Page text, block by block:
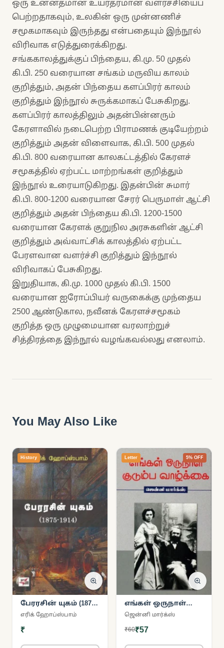
ஒரு உன்னதமான உயர்தரமான வளர்ச்சியைப்
பெற்றதாகவும், உலகின் ஒரு முன்னணிச்
சமூகமாகவும் இருந்தது என்பதையும் இந்நூல்
விரிவாக எடுத்துரைக்கிறது.
சங்ககாலத்துக்குப் பிந்தைய, கி.மு. 50 முதல்
கி.பி. 250 வரையான சங்கம் மருவிய காலம்
குறித்தும், அதன் பிந்தைய களப்பிரர் காலம்
குறித்தும் இந்நூல் சுருக்கமாகப் பேசுகிறது.
களப்பிரர் காலத்திலும் அதன்பின்னரும்
கேரளாவில் நடைபெற்ற பிராமணக் குடியேற்றம்
குறித்தும் அதன் விளைவாக, கி.பி. 500 முதல்
கி.பி. 800 வரையான காலகட்டத்தில் கேரளச்
சமூகத்தில் ஏற்பட்ட மாற்றங்கள் குறித்தும்
இந்நூல் உரையாடுகிறது. இதன்பின் சுமார்
கி.பி. 800-1200 வரையான சேரர் பெருமாள் ஆட்சி
குறித்தும் அதன் பிந்தைய கி.பி. 1200-1500
வரையான கேரளக் குறுநில அரசுகளின் ஆட்சி
குறித்தும் அவ்வாட்சிக் காலத்தில் ஏற்பட்ட
பேரளவான வளர்ச்சி குறித்தும் இந்நூல்
விரிவாகப் பேசுகிறது.
இறுதியாக, கி.மு. 1000 முதல் கி.பி. 1500
வரையான ஐரோப்பியர் வருகைக்கு முந்தைய
2500 ஆண்டுகால, நவீனக் கேரளச்சமூகம்
குறித்த ஒரு முழுமையான வரலாற்றுச்
சித்திரத்தை இந்நூல் வழங்கவல்லது எனலாம்.
You May Also Like
History
பேரரசின் யுகம் (1875-
1914)
எரிக் ஹோப்ஸ்பாம்
₹
Letter 5% OFF
எங்கள் ஒருநாள்
குடும்ப வாழ்க்கை
ஜென்னி மார்க்ஸ்
₹60₹57